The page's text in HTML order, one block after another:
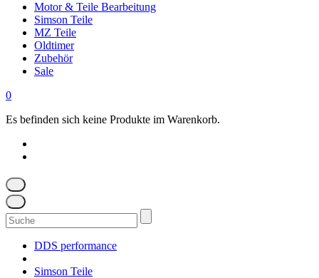
Motor & Teile Bearbeitung
Simson Teile
MZ Teile
Oldtimer
Zubehör
Sale
0
Es befinden sich keine Produkte im Warenkorb.
Suchen
nach:
DDS performance
Simson Teile